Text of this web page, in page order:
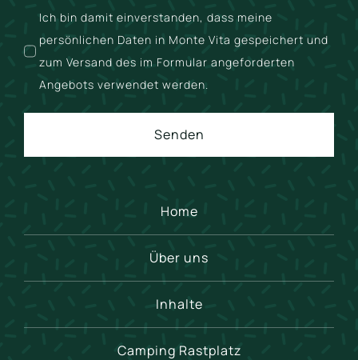
Ich bin damit einverstanden, dass meine
persönlichen Daten in Monte Vita gespeichert und
zum Versand des im Formular angeforderten
Angebots verwendet werden.
Senden
Home
Über uns
Inhalte
Camping Rastplatz